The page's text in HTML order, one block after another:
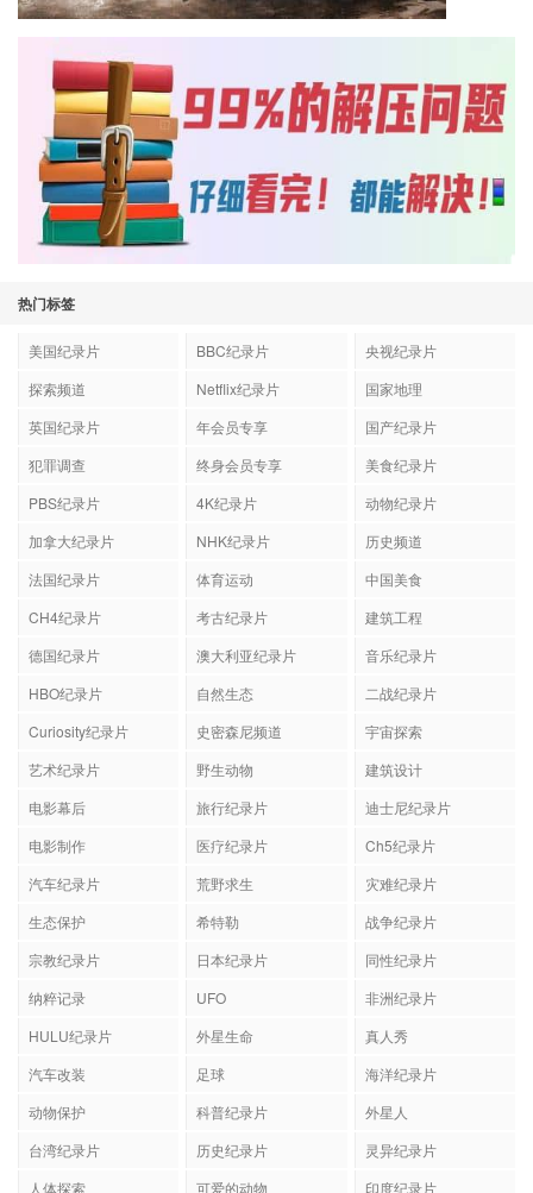
热门标签
美国纪录片 BBC纪录片
央视纪录片
探索频道
Netflix纪录片
国家地理
英国纪录片
年会员专享
国产纪录片
犯罪调查
终身会员专享
美食纪录片
PBS纪录片
4K纪录片
动物纪录片
加拿大纪录片
NHK纪录片
历史频道
法国纪录片
体育运动
中国美食
CH4纪录片
考古纪录片
建筑工程
德国纪录片
澳大利亚纪录片
音乐纪录片
HBO纪录片
自然生态
二战纪录片
Curiosity纪录片
史密森尼频道
宇宙探索
艺术纪录片
野生动物
建筑设计
电影幕后
旅行纪录片
迪士尼纪录片
电影制作
医疗纪录片
Ch5纪录片
汽车纪录片
荒野求生
灾难纪录片
生态保护
希特勒
战争纪录片
宗教纪录片
日本纪录片
同性纪录片
纳粹记录
UFO
非洲纪录片
HULU纪录片
外星生命
真人秀
汽车改装
足球
海洋纪录片
动物保护
科普纪录片
外星人
台湾纪录片
历史纪录片
灵异纪录片
人体探索
可爱的动物
印度纪录片